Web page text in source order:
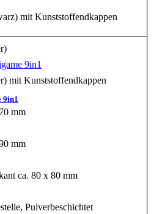
mit Kunststoffendkappen
mit Kunststoffendkappen
mm
mm
ca. 80 x 80 mm
Pulverbeschichtet
9in1